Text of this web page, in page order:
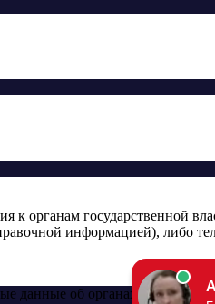
к органам государственной
информацией), либо
об органах СФР: